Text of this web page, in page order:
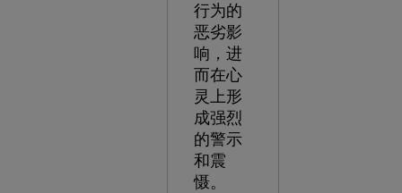
行为的
恶劣影
响，进
而在心
灵上形
成强烈
的警示
和震
慑。